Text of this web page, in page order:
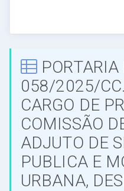
PORTARIA
058/2025/
CARGO DE
COMISSÃO
ADJUTO DE
PUBLICA E
URBANA,